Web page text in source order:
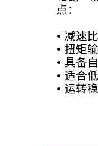
点：
• 减速
• 扭矩
• 具备
• 适合
• 运转